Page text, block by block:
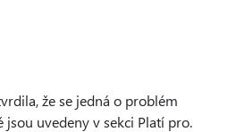
že se jedná o problém
uvedeny v sekci Platí pro.